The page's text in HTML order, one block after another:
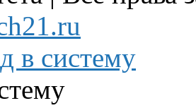
в систему